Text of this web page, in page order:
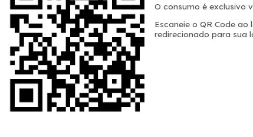
O consumo é exclusivo
Escaneie o QR Code
redirecionado para sua